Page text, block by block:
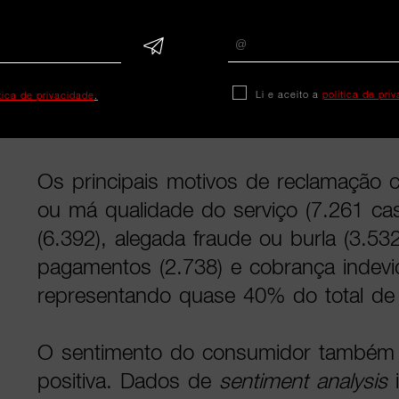
Segundo o relatório, esta
ao consumo doméstico e ao
impacto da pressão inflacionista e a
Os principais motivos de reclamação
ou má qualidade do serviço (7.261
(6.392), alegada fraude ou burla
pagamentos (2.738) e cobrança
representando quase 40% do total
O sentimento do consumidor
positiva. Dados de sentiment analysis
de privacidade. Li e aceito a política de